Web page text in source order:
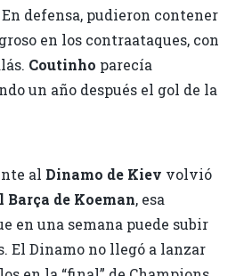
defensa, pudieron contener
en los contraataques, con
Coutinho parecía
un año después el gol de la
al Dinamo de Kiev volvió
de Koeman, esa
en una semana puede subir
El Dinamo no llegó a lanzar